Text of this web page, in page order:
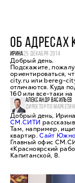
ОБ АДРЕСАХ
ИРИНА25 ДЕКАБРЯ 2014
Добрый день.
Подскажите,
ориентироваться,
city.ru или bereg-
отличаются. Куда
160 или все-таки
АЛЕКСАНДР ВАСИЛЬЕВ
ДИРЕКТОР ПО
Добрый день,
СМ.СИТИ
Там, например,
квартир.Сайт
Главный офис
«Красноярский
Капитанской, 8.